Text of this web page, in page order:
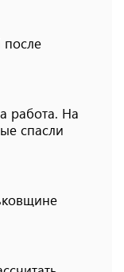
после
работа. На
спасли